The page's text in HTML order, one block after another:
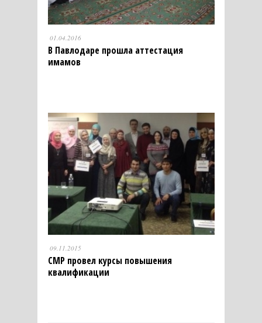
01.04.2016
В Павлодаре прошла аттестация
имамов
09.11.2015
СМР провел курсы повышения
квалификации